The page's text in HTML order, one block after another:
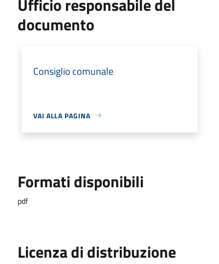
Ufficio responsabile del
documento
Consiglio comunale
VAI ALLA PAGINA
Formati disponibili
pdf
Licenza di distribuzione